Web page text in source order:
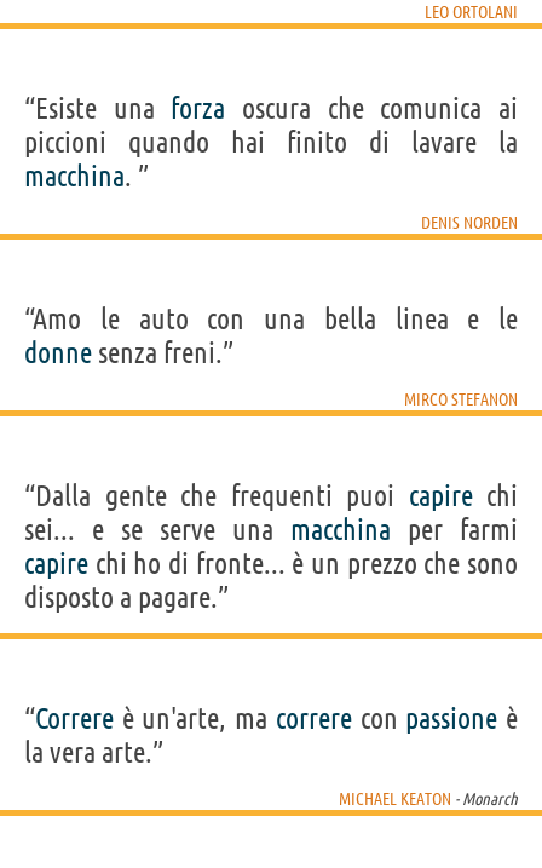
LEO ORTOLANI
“Esiste una forza oscura che comunica ai
piccioni quando hai finito di lavare la
macchina. ”
DENIS NORDEN
“Amo le auto con una bella linea e le
donne senza freni.”
MIRCO STEFANON
“Dalla gente che frequenti puoi capirechi
sei... e se serve una macchina per farmi
capire chi ho di fronte... è un prezzo che sono
disposto a pagare.”
“Correre è un'arte, ma correrecon passione è
la vera arte.”
MICHAEL KEATON - Monarch